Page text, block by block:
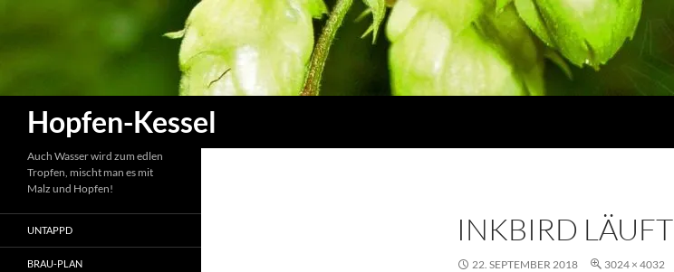
Hopfen-Kessel
INKBIRD LÄUFT
22. SEPTEMBER 2018 3024 × 4032
Auch Wasser wird zum edlen
Tropfen, mischt man es mit
Malz und Hopfen!
UNTAPPD
BRAU-PLAN